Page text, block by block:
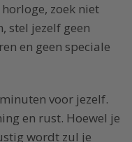
zoek niet
stel jezelf geen
en geen speciale
voor jezelf.
en rust. Hoewel je
wordt zul je